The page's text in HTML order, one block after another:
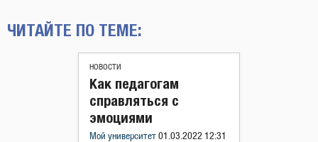
ЧИТАЙТЕ ПО ТЕМЕ:
НОВОСТИ
Как педагогам
справляться с
эмоциями
Мой университет 01.03.2022 12:31